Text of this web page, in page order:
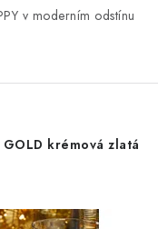
v moderním odstínu
krémová zlatá